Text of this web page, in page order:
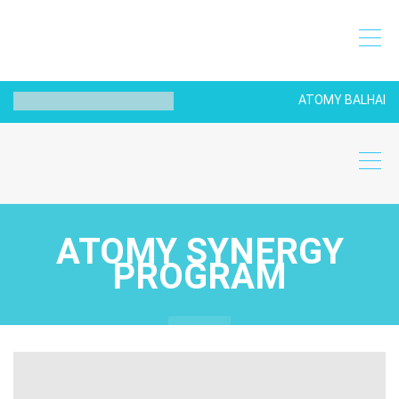
ATOMY BALHAI
ATOMY SYNERGY
PROGRAM